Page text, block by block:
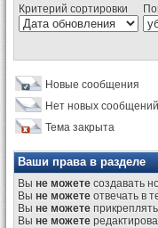
Критерий сортировки
Новые сообщения
Нет новых сообщений
Тема закрыта
Ваши права в разделе
Вы не можете создавать
Вы не можете отвечать в
Вы не можете
Вы не можете